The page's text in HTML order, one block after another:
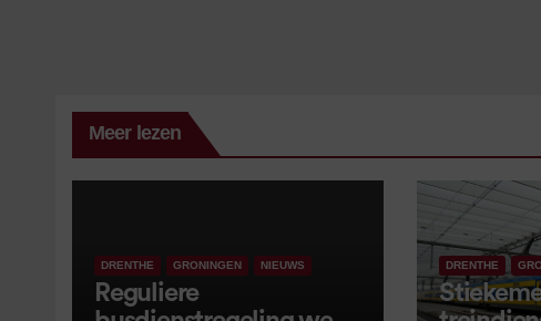
Meer lezen
DRENTHE GRONINGEN NIEUWS
Reguliere
DRENTHE